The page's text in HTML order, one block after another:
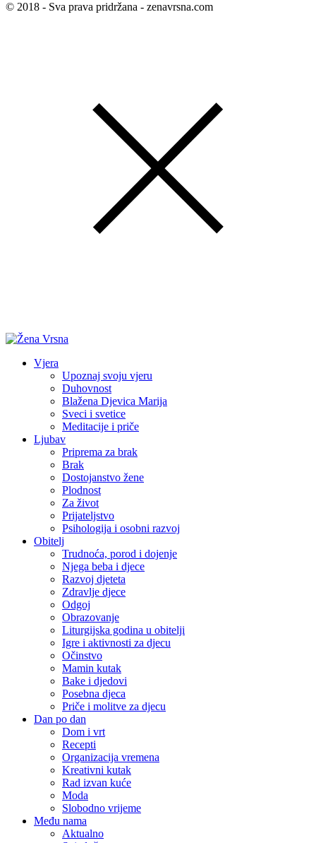
© 2018 - Sva prava pridržana - zenavrsna.com
Vjera
Upoznaj svoju vjeru
Duhovnost
Blažena Djevica Marija
Sveci i svetice
Meditacije i priče
Ljubav
Priprema za brak
Brak
Dostojanstvo žene
Plodnost
Za život
Prijateljstvo
Psihologija i osobni razvoj
Obitelj
Trudnoća, porod i dojenje
Njega beba i djece
Razvoj djeteta
Zdravlje djece
Odgoj
Obrazovanje
Liturgijska godina u obitelji
Igre i aktivnosti za djecu
Očinstvo
Mamin kutak
Bake i djedovi
Posebna djeca
Priče i molitve za djecu
Dan po dan
Dom i vrt
Recepti
Organizacija vremena
Kreativni kutak
Rad izvan kuće
Moda
Slobodno vrijeme
Među nama
Aktualno